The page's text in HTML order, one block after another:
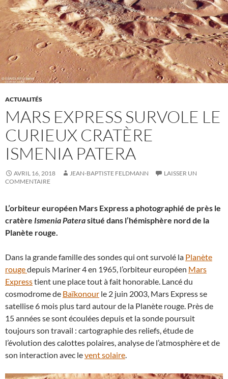
ACTUALITÉS
MARS EXPRESS SURVOLE LE
CURIEUX CRATÈRE
ISMENIA PATERA
AVRIL 16, 2018 JEAN-BAPTISTE FELDMANN
LAISSER UN
COMMENTAIRE
L’orbiteur européen Mars Express a photographié de près le
cratère Ismenia Paterasitué dans l’hémisphère nord de la
Planète rouge.
Dans la grande famille des sondes qui ont survolé la Planète
rougedepuis Mariner 4 en 1965, l’orbiteur européen Mars
Expresstient une place tout à fait honorable. Lancé du
cosmodrome de Baïkonour le 2 juin 2003, Mars Express se
satellise 6 mois plus tard autour de la Planète rouge. Près de
15 années se sont écoulées depuis et la sonde poursuit
toujours son travail : cartographie des reliefs, étude de
l’évolution des calottes polaires, analyse de l’atmosphère et de
son interaction avec levent solaire.